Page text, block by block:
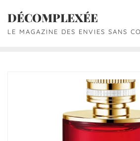
DÉCOMPLEXÉE
LE MAGAZINE DES ENVIES SANS